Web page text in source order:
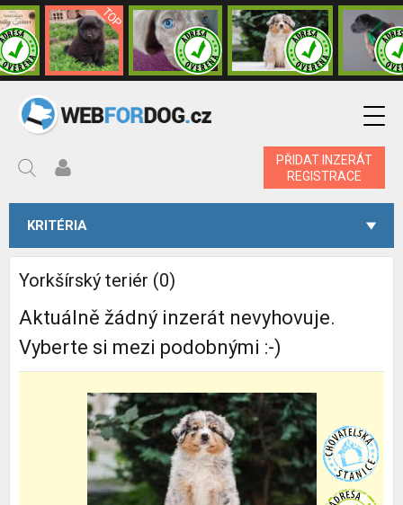
PŘIDAT INZERÁT
REGISTRACE
KRITÉRIA
Yorkšírský teriér (0)
Aktuálně žádný inzerát nevyhovuje.
Vyberte si mezi podobnými :-)